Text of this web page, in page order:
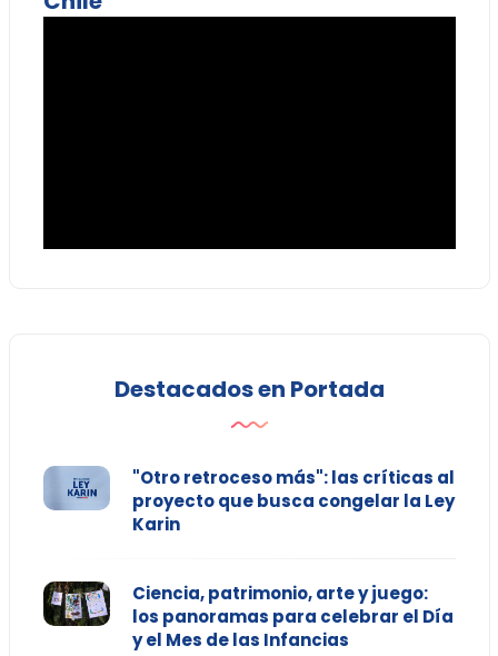
Destacados en Portada
"Otro retroceso más": las críticas al
proyecto que busca congelar la Ley
Karin
Ciencia, patrimonio, arte y juego:
los panoramas para celebrar el Día
y el Mes de las Infancias